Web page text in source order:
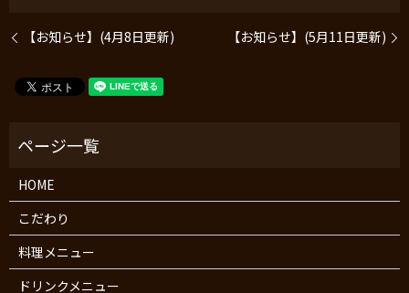
【お知らせ】(4月8日更新) 【お知らせ】(5月11日更新)
HOME
こだわり
料理メニュー
ドリンクメニュー